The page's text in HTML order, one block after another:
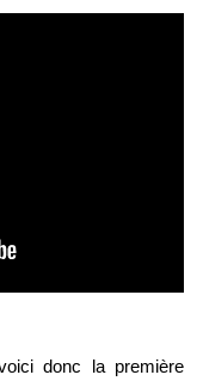
donc la première